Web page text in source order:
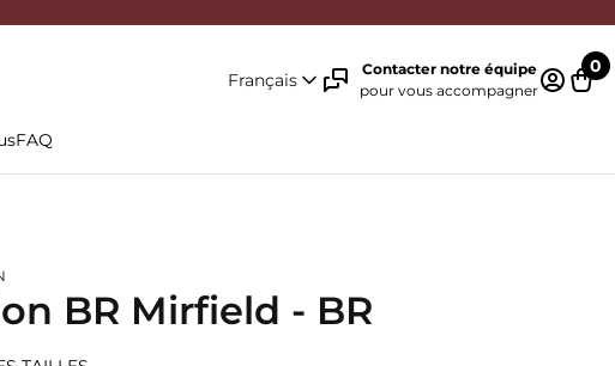
Français
Contacter notre équipe
pour vous accompagner
0
FAQ
BR Mirfield - BR